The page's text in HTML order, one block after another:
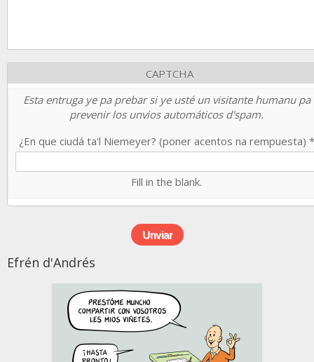
CAPTCHA
Esta entruga ye pa prebar si ye usté un visitante humanu pa
prevenir los unvios automáticos d'spam.
¿En que ciudá ta'l Niemeyer? (poner acentos na rempuesta) *
Fill in the blank.
Efrén d'Andrés